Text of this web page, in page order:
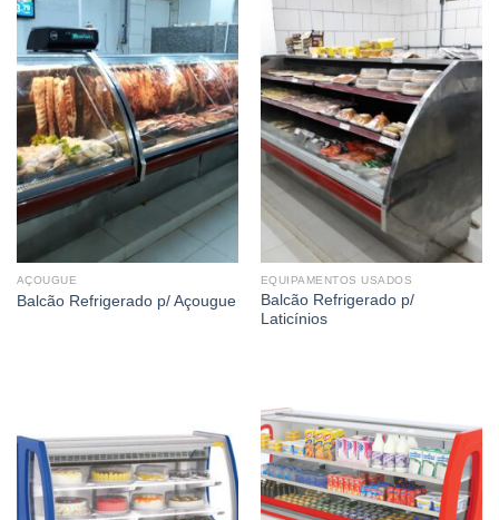
AÇOUGUE
Balcão Refrigerado p/ Açougue
EQUIPAMENTOS USADOS
Balcão Refrigerado p/
Laticínios